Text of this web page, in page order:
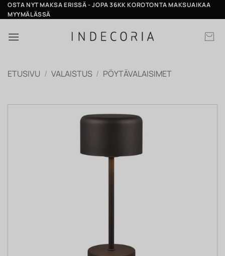
Skip
to
OSTA NYT MAKSA ERISSÄ - JOPA 36KK KOROTONTA MAKSUAIKAA
MYYMÄLÄSSÄ
ETUSIVU / VALAISTUS / PÖYTÄVALAISIMET